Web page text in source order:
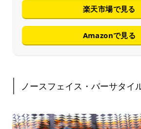
楽天市場で見る
Amazonで見る
ノースフェイス・バーサタイ